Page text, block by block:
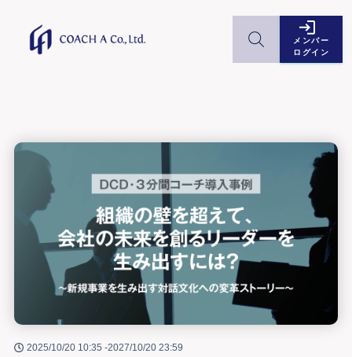
メンバー
ログイン
2025/10/20 10:35 -2027/10/20 23:59